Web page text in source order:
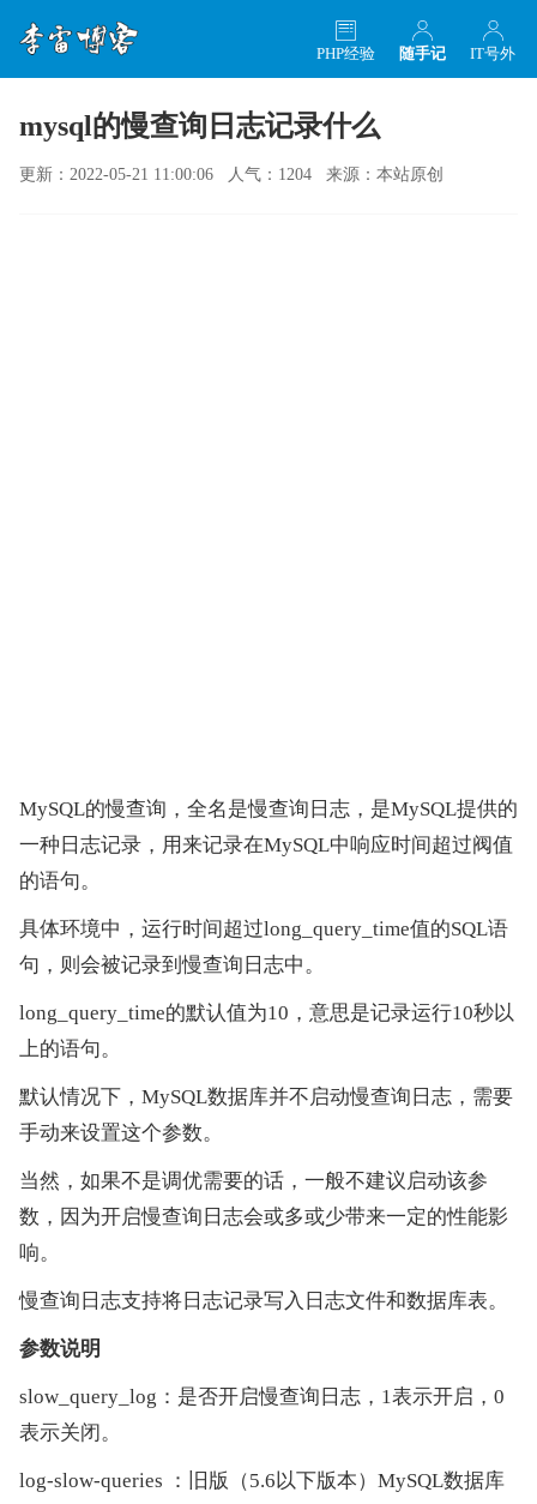
IT号外
随手记
PHP经验
mysql的慢查询日志记录什么
更新：2022-05-21 11:00:06 人气：1204 来源：本站原创
MySQL的慢查询，全名是慢查询日志，是MySQL提供的
一种日志记录，用来记录在MySQL中响应时间超过阀值
的语句。
具体环境中，运行时间超过long_query_time值的SQL语
句，则会被记录到慢查询日志中。
long_query_time的默认值为10，意思是记录运行10秒以
上的语句。
默认情况下，MySQL数据库并不启动慢查询日志，需要
手动来设置这个参数。
当然，如果不是调优需要的话，一般不建议启动该参
数，因为开启慢查询日志会或多或少带来一定的性能影
响。
慢查询日志支持将日志记录写入日志文件和数据库表。
参数说明
slow_query_log：是否开启慢查询日志，1表示开启，0
表示关闭。
log-slow-queries ：旧版（5.6以下版本）MySQL数据库